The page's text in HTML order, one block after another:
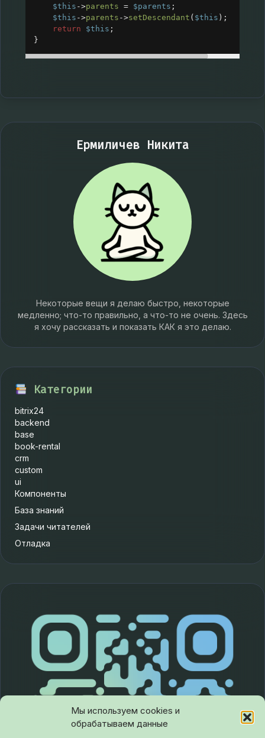
Мы используем cookies и
обрабатываем данные
$this ->parents = $parents ;
$this ->parents ->setDescendant ( $this );
return
$this ;
}
Ермиличев Никита
Некоторые вещи я делаю быстро, некоторые
медленно; что-то правильно, а что-то не очень. Здесь
я хочу рассказать и показать КАК я это делаю.
Категории
bitrix24
backend
base
book-rental
crm
custom
ui
Компоненты
База знаний
Задачи читателей
Отладка